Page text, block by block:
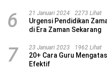
6 21 Januari 2024 2273 Lihat
Urgensi Pendidikan
di Era Zaman Sekarang
7 23 Januari 2023 1962 Lihat
20+ Cara Guru
Efektif